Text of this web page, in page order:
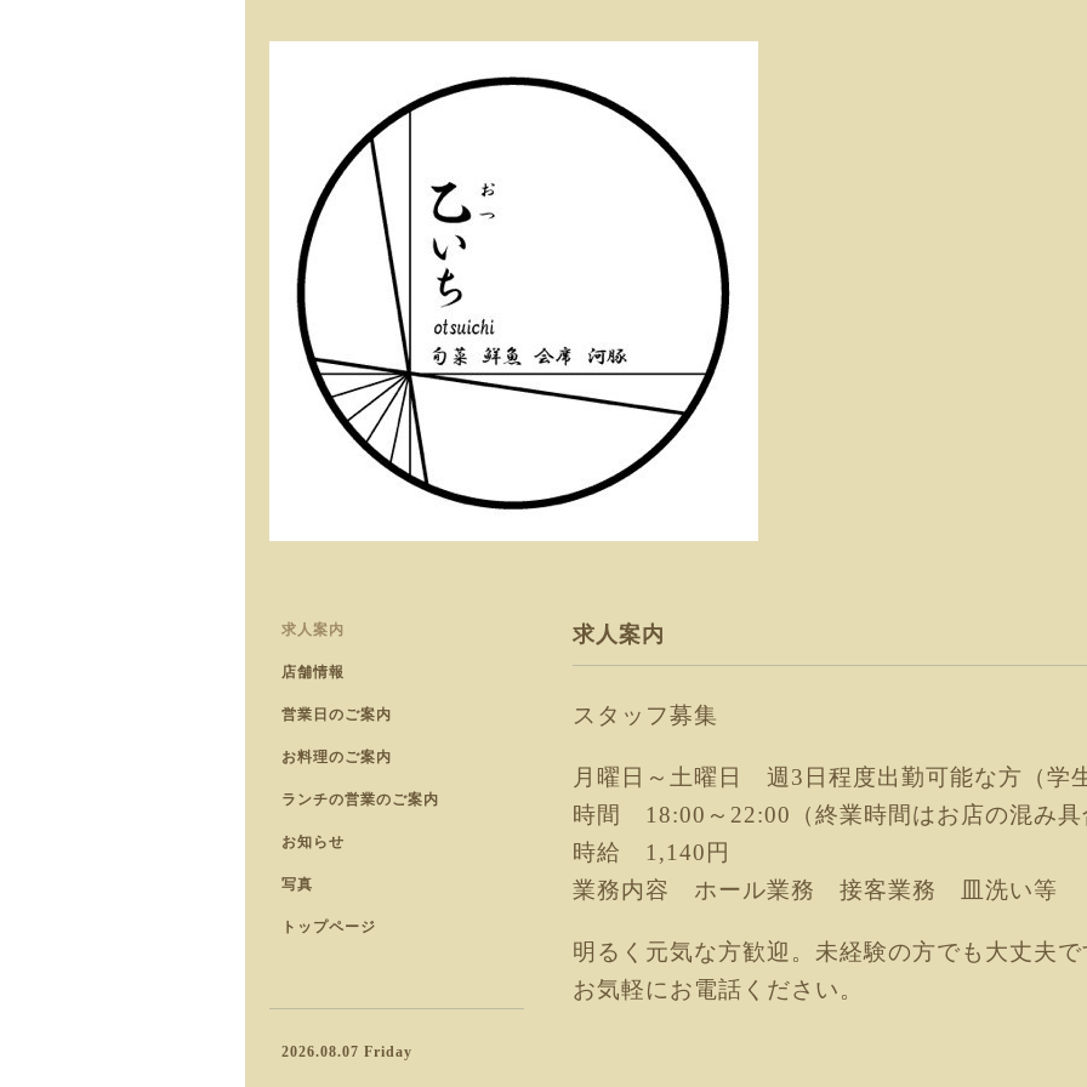
求人案内
スタッフ募集
月曜日～土曜日 週3日程度出勤可能な方（学
時間 18:00～22:00（終業時間はお店の混み具
時給 1,140 円
業務内容 ホール業務 接客業務 皿洗い等
明るく元気な方歓迎。未経験の方でも大丈夫で
お気軽にお電話ください。
求人案内
店舗情報
営業日のご案内
お料理のご案内
ランチの営業のご案内
お知らせ
写真
トップページ
2026.08.07 Friday